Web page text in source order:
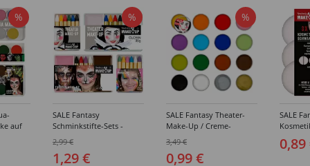
%
auf
%
SALE Fantasy
Schminkstifte-Sets -
Ausführungen
2,99 €
1,29 €
%
SALE Fantasy Theater-
Make-Up / Creme-
25g - Verschiedene
Karnevalsfarben
3,49 €
0,99 €
SALE
0,89